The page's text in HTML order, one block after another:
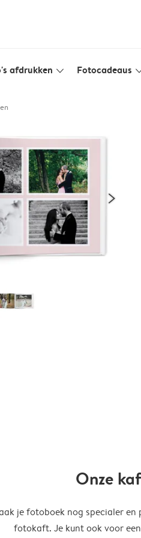
afdrukken slim_arrow_down Fotocadeaus
Onze
je fotoboek nog specialer
fotokaft. Je kunt ook voor